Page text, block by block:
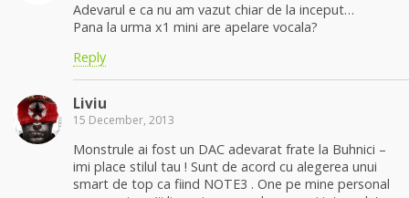
Adevarul e ca nu am vazut chiar de la inceput…
Pana la urma x1 mini are apelare vocala?
Reply
Liviu
15 December, 2013
Monstrule ai fost un DAC adevarat frate la Buhnici –
imi place stilul tau ! Sunt de acord cu alegerea unui
smart de top ca fiind NOTE3 . One pe mine personal